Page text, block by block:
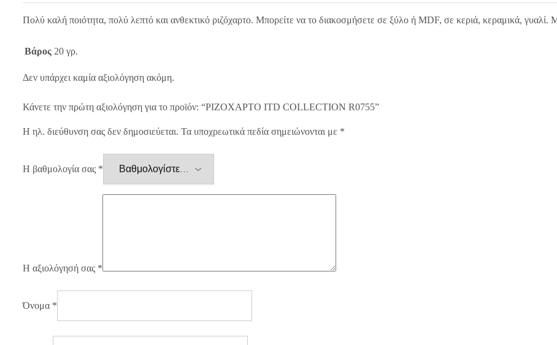
Πολύ καλή ποιότητα, πολύ λεπτό και ανθεκτικό ριζόχαρτο. Μπορείτε να το διακοσμήσετε σε ξύλο ή MDF, σε κεριά, κεραμικά, γυαλί.
Βάρος 20 γρ.
Δεν υπάρχει καμία αξιολόγηση ακόμη.
Κάνετε την πρώτη αξιολόγηση για το προϊόν: “ΡΙΖΟΧΑΡΤΟ ITD COLLECTION R0755”
Η ηλ. διεύθυνση σας δεν δημοσιεύεται. Τα υποχρεωτικά πεδία σημειώνονται με *
Η βαθμολογία σας *
Η αξιολόγησή σας *
Όνομα *